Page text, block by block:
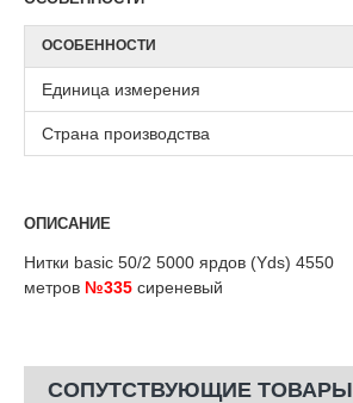
ОСОБЕННОСТИ
Единица измерения
Страна производства
ОПИСАНИЕ
Нитки basic 50/2 5000 ярдов (Yds) 4550
метров №335 сиреневый
СОПУТСТВУЮЩИЕ ТОВАРЫ